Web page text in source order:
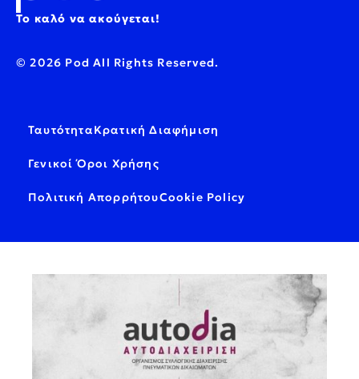
Το καλό να ακούγεται!
© 2026 Pod All Rights Reserved.
ΤαυτότηταΚρατική Διαφήμιση
Γενικοί Όροι Χρήσης
Πολιτική ΑπορρήτουCookie Policy